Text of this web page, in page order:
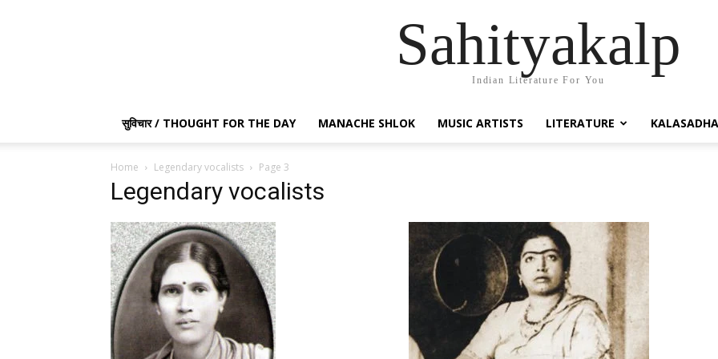
Sahityakalp
Indian Literature For You
सुविचार / THOUGHT FOR THE DAY MANACHE SHLOK MUSIC ARTISTS LITERATURE
Home Legendary vocalists Page 3
Legendary vocalists